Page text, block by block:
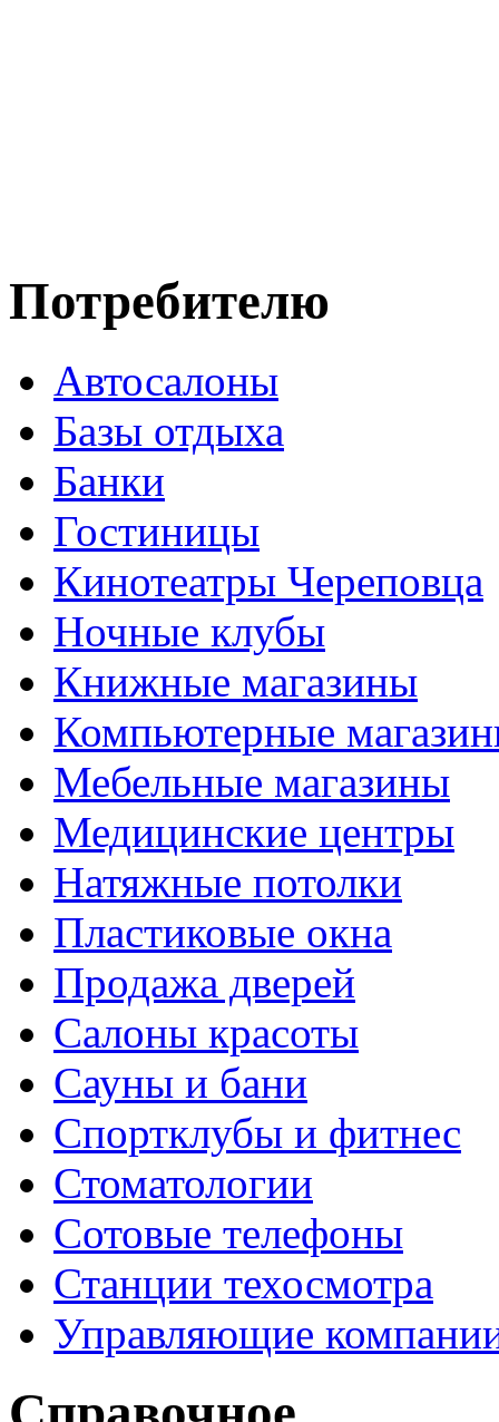
Потребителю
Автосалоны
Базы отдыха
Банки
Гостиницы
Кинотеатры Череповца
Ночные клубы
Книжные магазины
Компьютерные
Мебельные магазины
Медицинские центры
Натяжные потолки
Пластиковые окна
Продажа дверей
Салоны красоты
Сауны и бани
Спортклубы и фитнес
Стоматологии
Сотовые телефоны
Станции техосмотра
Управляющие